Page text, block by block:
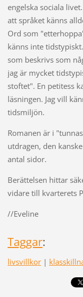
engelska sociala
att språket känns
Ord som
känns inte
som beskrivs som
jag är mycket
stoftet". En petitess
läsningen. Jag vill
tidsmiljön.
Romanen är i
utdragen, den
antal sidor.
Berättelsen hittar
vidare till kvarterets
//Eveline
Taggar:
livsvillkor |